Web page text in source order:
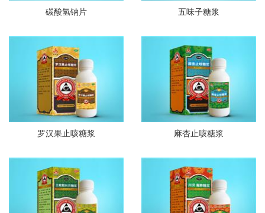
碳酸氢钠片 五味子糖浆
罗汉果止咳糖浆 麻杏止咳糖浆